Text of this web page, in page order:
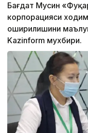
Бағдат Мусин
корпорацияси
оширилишини
Kazinform мухбири.